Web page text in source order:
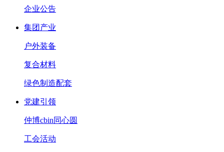
企业公告
集团产业
户外装备
复合材料
绿色制造配套
党建引领
仲博cbin同心圆
工会活动